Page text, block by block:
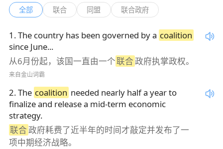
全部 联合 同盟 联合政府
1 .The country has been governed by a coalition
since June...
从6月份起，该国一直由一个联合政府执掌政权。
来自金山词霸
2.The coalition needed nearly half a year to
finalize and release a mid-term economic
strategy.
联合政府耗费了近半年的时间才敲定并发布了一
项中期经济战略。